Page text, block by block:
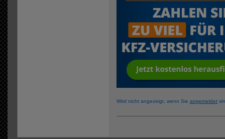
Wird nicht angezeigt, wenn Sie angemeldet